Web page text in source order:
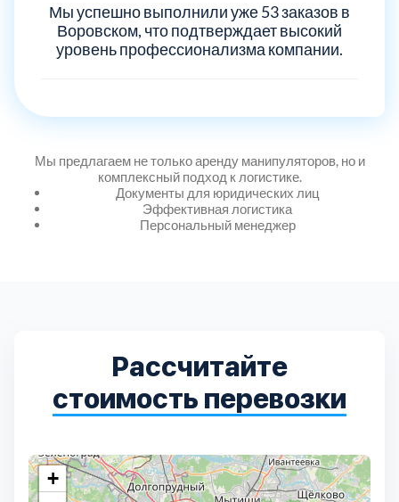
Мы успешно выполнили уже 53 заказов в
Воровском, что подтверждает высокий
уровень профессионализма компании.
Мы предлагаем не только аренду манипуляторов, но и
комплексный подход к логистике.
Документы для юридических лиц
Эффективная логистика
Персональный менеджер
Рассчитайте
стоимость перевозки
+
Воскресенский
Долгопрудный
Домодедовский
Зеленоградский
Истринский 11
Каширский 2